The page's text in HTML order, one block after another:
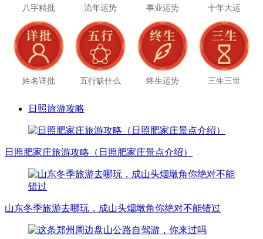
八字精批 流年运势 事业运势 十年大运
姓名详批 五行缺什么 终生运势 三生三世
日照旅游攻略
日照肥家庄旅游攻略（日照肥家庄景点介绍）
山东冬季旅游去哪玩，成山头烟墩角你绝对不能错过